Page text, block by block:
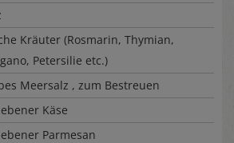
Kräuter (Rosmarin, Thymian,
Petersilie etc.)
Meersalz , zum Bestreuen
Käse
Parmesan